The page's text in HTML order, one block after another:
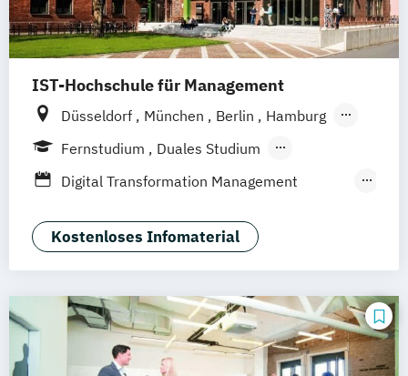
IST-Hochschule für Management
Düsseldorf München Berlin
Hamburg
Weil am Rhein
Frankfurt am Main
Fernstudium
Duales Studium
Fernlehrgang
Digital Transformation Management
Hotelmanagement)
Hospitality Controlling & Hotel Asset
Hotel Management
Hotel Management (dual)
Hotel- und Tourismusmarketing
Kostenloses Infomaterial